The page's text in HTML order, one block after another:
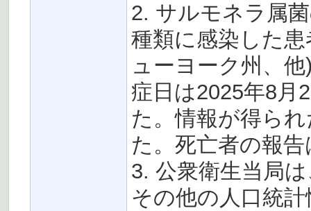
2. サルモネラ属
種類に感染した
ューヨーク州、
症日は2025年8月
た。情報が得ら
た。死亡者の報
3. 公衆衛生当局
その他の人口統